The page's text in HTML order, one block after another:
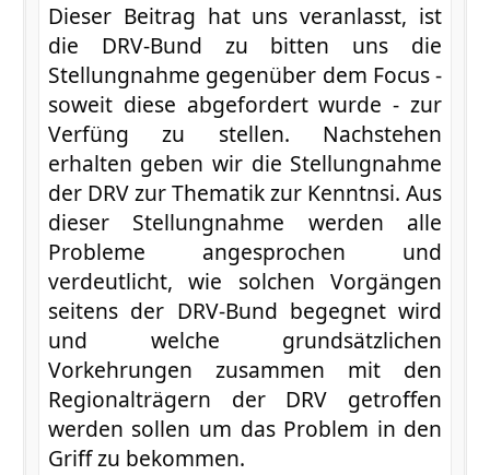
Dieser Beitrag hat uns veranlasst, ist
die DRV-Bund zu bitten uns die
Stellungnahme gegenüber dem Focus -
soweit diese abgefordert wurde - zur
Verfüng zu stellen. Nachstehen
erhalten geben wir die Stellungnahme
der DRV zur Thematik zur Kenntnsi. Aus
dieser Stellungnahme werden alle
Probleme angesprochen und
verdeutlicht, wie solchen Vorgängen
seitens der DRV-Bund begegnet wird
und welche grundsätzlichen
Vorkehrungen zusammen mit den
Regionalträgern der DRV getroffen
werden sollen um das Problem in den
Griff zu bekommen.